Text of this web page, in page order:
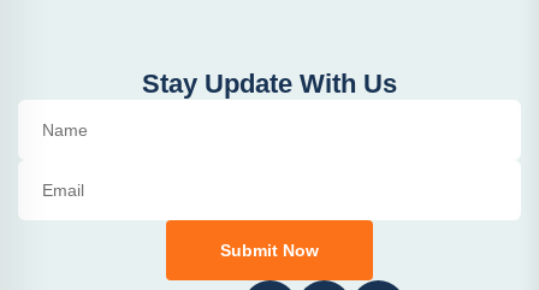
Stay Update With Us
Submit Now